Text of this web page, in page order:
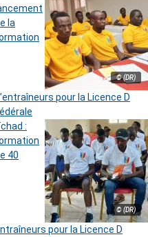
© (DR)
la
pour la Licence D
© (DR)
:
40
pour la Licence D